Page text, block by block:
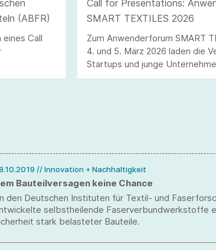
(ABFR)
eines Call
um
Call for Presentations:
SMART TEXTILES 2026
Zum Anwenderforum SMART
4. und 5. März 2026 laden die
Startups und junge
Call for Presentations dazu ein,
// Innovation + Nachhaltigkeit
Bauteilversagen keine Chance
den Deutschen Instituten für Textil- und
selbstheilende Faserverbundwerkstoffe
stark belasteter Bauteile.